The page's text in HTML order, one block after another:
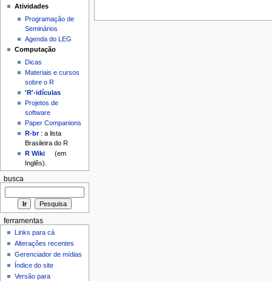
Atividades
Programação de
Seminários
Agenda do LEG
Computação
Dicas
Materiais e cursos
sobre o R
'R'-idículas
Projetos de
software
Paper Companions
R-br: a lista
Brasileira do R
R Wiki
(em
Inglês).
busca
ferramentas
Links para cá
Alterações recentes
Gerenciador de mídias
Índice do site
Versão para